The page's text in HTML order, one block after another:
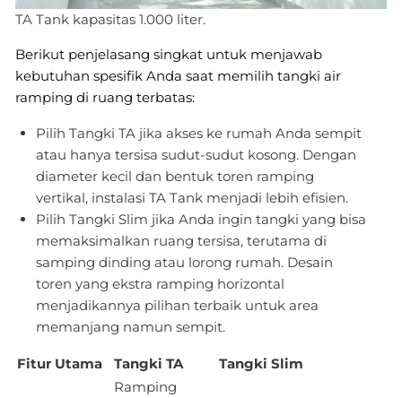
TA Tank kapasitas 1.000 liter.
Berikut penjelasang singkat untuk menjawab
kebutuhan spesifik Anda saat memilih tangki air
ramping di ruang terbatas:
Pilih Tangki TA jika akses ke rumah Anda sempit
atau hanya tersisa sudut-sudut kosong. Dengan
diameter kecil dan bentuk toren ramping
vertikal, instalasi TA Tank menjadi lebih efisien.
Pilih Tangki Slim jika Anda ingin tangki yang bisa
memaksimalkan ruang tersisa, terutama di
samping dinding atau lorong rumah. Desain
toren yang ekstra ramping horizontal
menjadikannya pilihan terbaik untuk area
memanjang namun sempit.
Fitur Utama Tangki TA Tangki Slim
Ramping